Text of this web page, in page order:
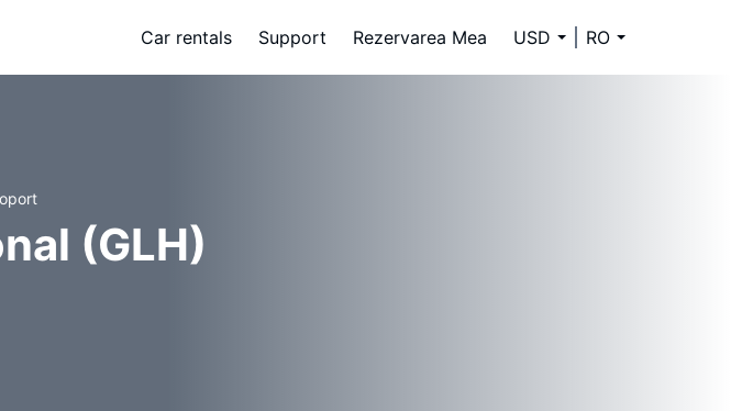
Car rentals Support Rezervarea Mea USD RO
(GLH)